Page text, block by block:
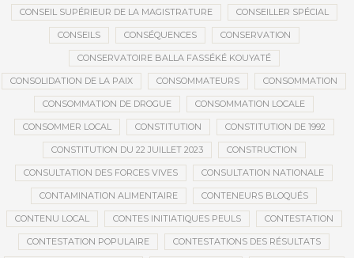
CONSEIL SUPÉRIEUR DE LA MAGISTRATURE CONSEILLER SPÉCIAL
CONSEILS CONSÉQUENCES CONSERVATION
CONSERVATOIRE BALLA FASSÉKÉ KOUYATÉ
CONSOLIDATION DE LA PAIX CONSOMMATEURS CONSOMMATION
CONSOMMATION DE DROGUE CONSOMMATION LOCALE
CONSOMMER LOCAL CONSTITUTION CONSTITUTION DE 1992
CONSTITUTION DU 22 JUILLET 2023 CONSTRUCTION
CONSULTATION DES FORCES VIVES CONSULTATION NATIONALE
CONTAMINATION ALIMENTAIRE CONTENEURS BLOQUÉS
CONTENU LOCAL CONTES INITIATIQUES PEULS CONTESTATION
CONTESTATION POPULAIRE CONTESTATIONS DES RÉSULTATS